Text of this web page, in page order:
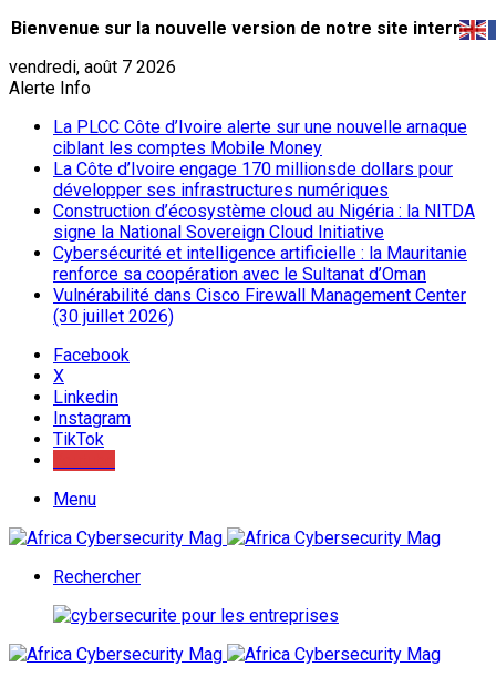
Bienvenue sur la nouvelle version de notre site internet.
vendredi, août 7 2026
Alerte Info
La PLCC Côte d’Ivoire alerte sur une nouvelle arnaque
ciblant les comptes Mobile Money
La Côte d’Ivoire engage 170 millionsde dollars pour
développer ses infrastructures numériques
Construction d’écosystème cloud au Nigéria : la NITDA
signe la National Sovereign Cloud Initiative
Cybersécurité et intelligence artificielle : la Mauritanie
renforce sa coopération avec le Sultanat d’Oman
Vulnérabilité dans Cisco Firewall Management Center
(30 juillet 2026)
Facebook
X
Linkedin
Instagram
TikTok
Menu
Rechercher